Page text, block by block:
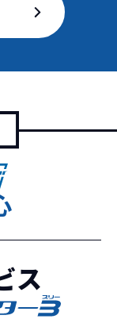
現！
手軽に乗れ
んです！常
し、急なラ
い
クが非常
もメーカ
諸経費・税
いいただく
録時諸費
外にかか
ス